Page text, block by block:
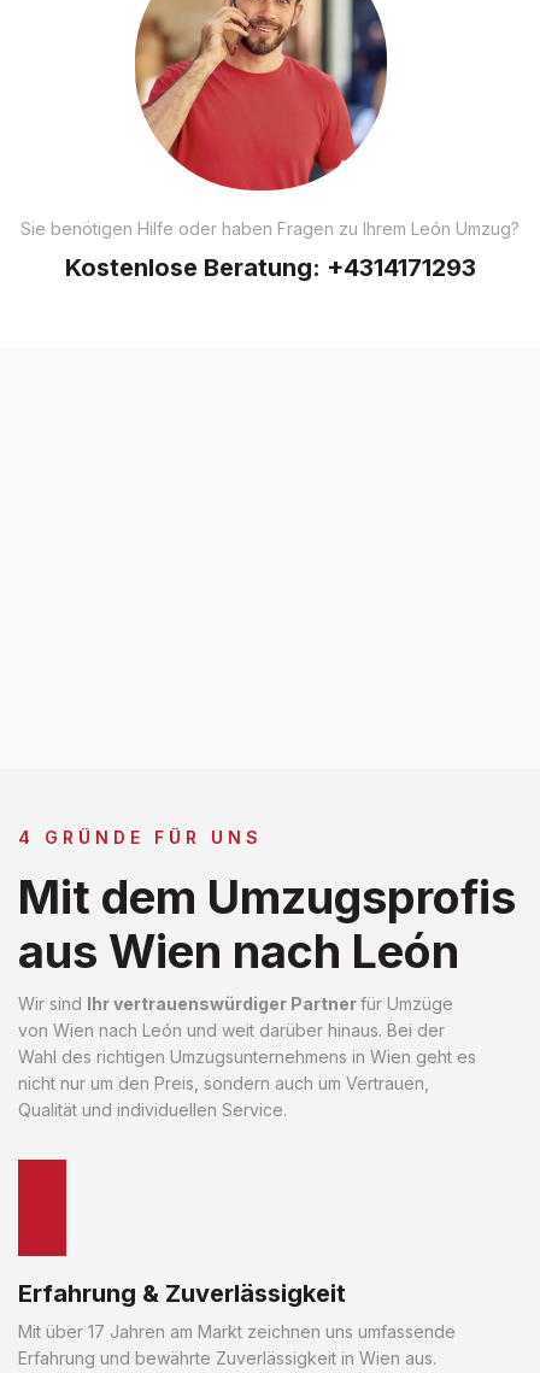
Sie benötigen Hilfe oder haben Fragen zu Ihrem León Umzug?
Kostenlose Beratung: +4314171293
4 GRÜNDE FÜR UNS
Mit dem Umzugsprofis
aus Wien nach León
Wir sind Ihr vertrauenswürdiger Partnerfür Umzüge
von Wien nach León und weit darüber hinaus. Bei der
Wahl des richtigen Umzugsunternehmens in Wien geht es
nicht nur um den Preis, sondern auch um Vertrauen,
Qualität und individuellen Service.
Erfahrung & Zuverlässigkeit
Mit über 17 Jahren am Markt zeichnen uns umfassende
Erfahrung und bewährte Zuverlässigkeit in Wien aus.